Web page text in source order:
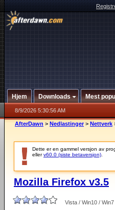
Hjem Downloads Mest
8/9/2026 5:30:56 AM
AfterDawn > Nedlastinger > Nettverk
Dette er en gammel versjon av
ellerv60.0 (siste betaversjon)
Mozilla Firefox v3.5
Vista / Win10 /